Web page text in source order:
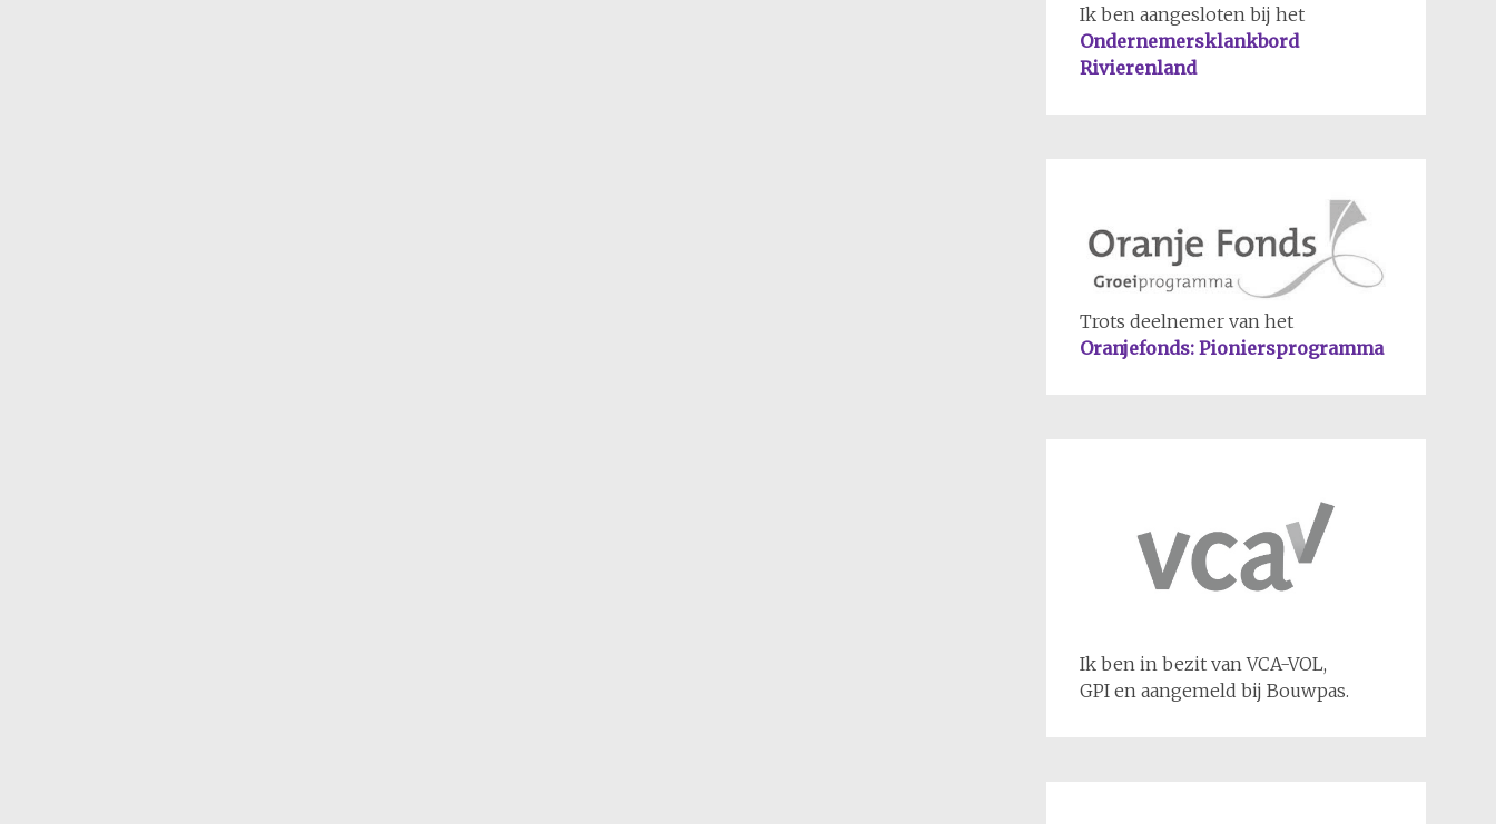
Ik ben aangesloten bij het
Ondernemersklankbord
Rivierenland
Trots deelnemer van het
Oranjefonds: Pioniersprogramma
Ik ben in bezit van VCA-VOL,
GPI en aangemeld bij Bouwpas.